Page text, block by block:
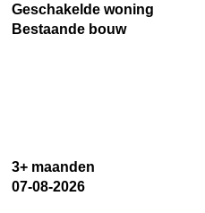
Geschakelde woning
Bestaande bouw
3+ maanden
07-08-2026